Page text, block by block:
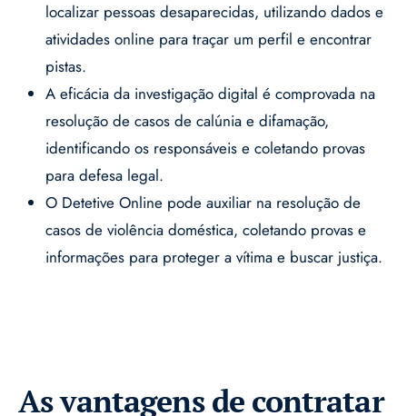
localizar pessoas desaparecidas, utilizando dados e
atividades online para traçar um perfil e encontrar
pistas.
A eficácia da investigação digital é comprovada na
resolução de casos de calúnia e difamação,
identificando os responsáveis e coletando provas
para defesa legal.
O Detetive Online pode auxiliar na resolução de
casos de violência doméstica, coletando provas e
informações para proteger a vítima e buscar justiça.
As vantagens de contratar